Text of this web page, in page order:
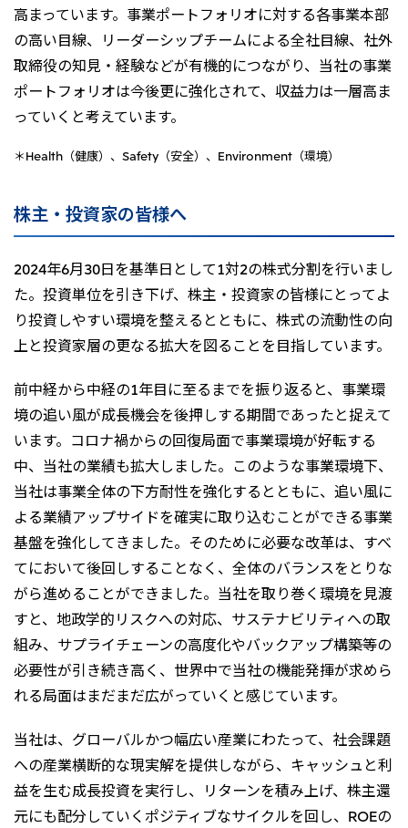
高まっています。事業ポートフォリオに対する各事業本部
の高い目線、リーダーシップチームによる全社目線、社外
取締役の知見・経験などが有機的につながり、当社の事業
ポートフォリオは今後更に強化されて、収益力は一層高ま
っていくと考えています。
＊Health（健康）、Safety（安全）、Environment（環境）
株主・投資家の皆様へ
2024年6月30日を基準日として1対2の株式分割を行いまし
た。投資単位を引き下げ、株主・投資家の皆様にとってよ
り投資しやすい環境を整えるとともに、株式の流動性の向
上と投資家層の更なる拡大を図ることを目指しています。
前中経から中経の1年目に至るまでを振り返ると、事業環
境の追い風が成長機会を後押しする期間であったと捉えて
います。コロナ禍からの回復局面で事業環境が好転する
中、当社の業績も拡大しました。このような事業環境下、
当社は事業全体の下方耐性を強化するとともに、追い風に
よる業績アップサイドを確実に取り込むことができる事業
基盤を強化してきました。そのために必要な改革は、すべ
てにおいて後回しすることなく、全体のバランスをとりな
がら進めることができました。当社を取り巻く環境を見渡
すと、地政学的リスクへの対応、サステナビリティへの取
組み、サプライチェーンの高度化やバックアップ構築等の
必要性が引き続き高く、世界中で当社の機能発揮が求めら
れる局面はまだまだ広がっていくと感じています。
当社は、グローバルかつ幅広い産業にわたって、社会課題
への産業横断的な現実解を提供しながら、キャッシュと利
益を生む成長投資を実行し、リターンを積み上げ、株主還
元にも配分していくポジティブなサイクルを回し、ROEの